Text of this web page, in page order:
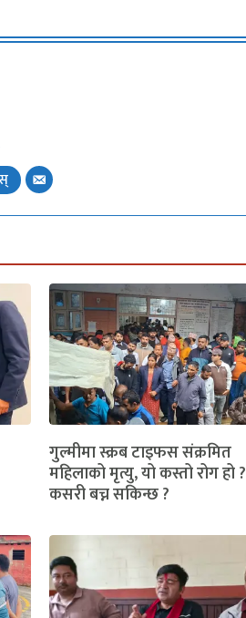
गुल्मीमा स्क्रब टाइफस संक्रमित
महिलाको मृत्यु, यो कस्तो रोग हो ?
कसरी बच्न सकिन्छ ?